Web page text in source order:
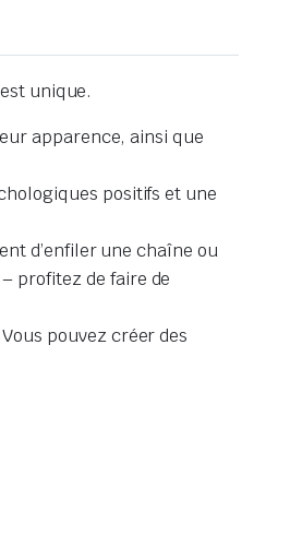
unique.
apparence, ainsi que
positifs et une
d’enfiler une chaîne ou
profitez de faire de
pouvez créer des